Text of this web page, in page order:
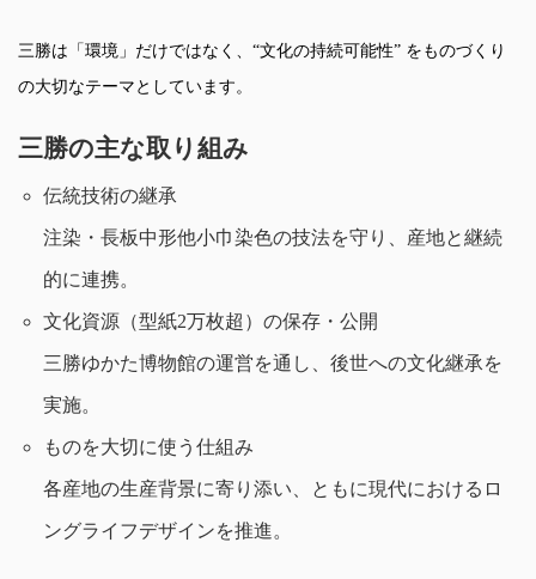
三勝は「環境」だけではなく、“文化の持続可能性” をものづくり
の大切なテーマとしています。
三勝の主な取り組み
伝統技術の継承
注染・長板中形他小巾染色の技法を守り、産地と継続
的に連携。
文化資源（型紙2万枚超）の保存・公開
三勝ゆかた博物館の運営を通し、後世への文化継承を
実施。
ものを大切に使う仕組み
各産地の生産背景に寄り添い、ともに現代におけるロ
ングライフデザインを推進。